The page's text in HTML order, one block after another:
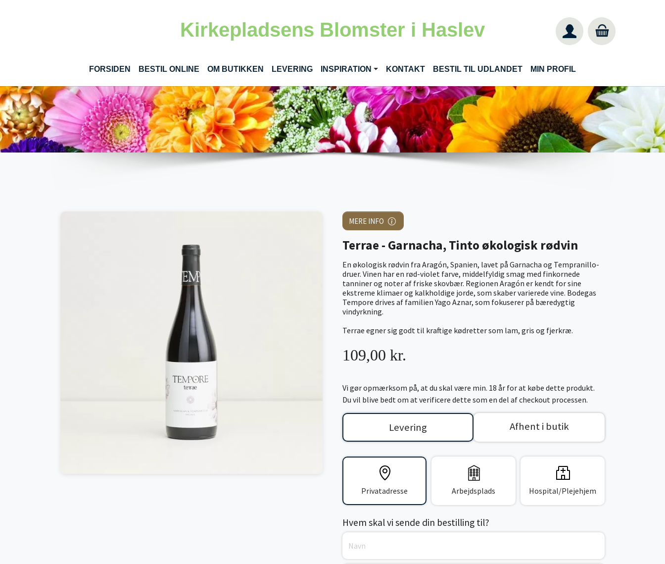
Kirkepladsens Blomster i Haslev
FORSIDEN BESTIL ONLINE(CURRENT)
OM BUTIKKEN LEVERING INSPIRATION KONTAKT BESTIL TIL UDLANDET MIN PROFIL
MERE INFO
Terrae - Garnacha, Tinto økologisk rødvin
En økologisk rødvin fra Aragón, Spanien, lavet på Garnacha og Tempranillo-
druer. Vinen har en rød-violet farve, middelfyldig smag med finkornede
tanniner og noter af friske skovbær. Regionen Aragón er kendt for sine
ekstreme klimaer og kalkholdige jorde, som skaber varierede vine. Bodegas
Tempore drives af familien Yago Aznar, som fokuserer på bæredygtig
vindyrkning.
Terrae egner sig godt til kraftige kødretter som lam, gris og fjerkræ.
109,00 kr.
Vi gør opmærksom på, at du skal være min. 18 år for at købe dette produkt.
Du vil blive bedt om at verificere dette som en del af checkout processen.
Levering Afhent i butik
Privatadresse Arbejdsplads Hospital/Plejehjem
Hvem skal vi sende din bestilling til?